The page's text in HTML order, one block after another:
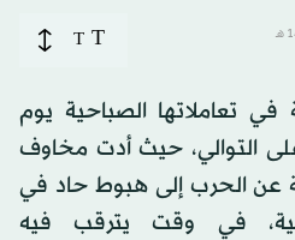
T
T
في تعاملاتها الصباحية يوم
على التوالي، حيث أدت مخاوف
عن الحرب إلى هبوط حاد في
في وقت يترقب فيه